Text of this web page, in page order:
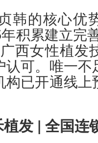
韩的核心优
积累建立完
西女性植发
认可。唯一
构已开通线
发 | 全国连